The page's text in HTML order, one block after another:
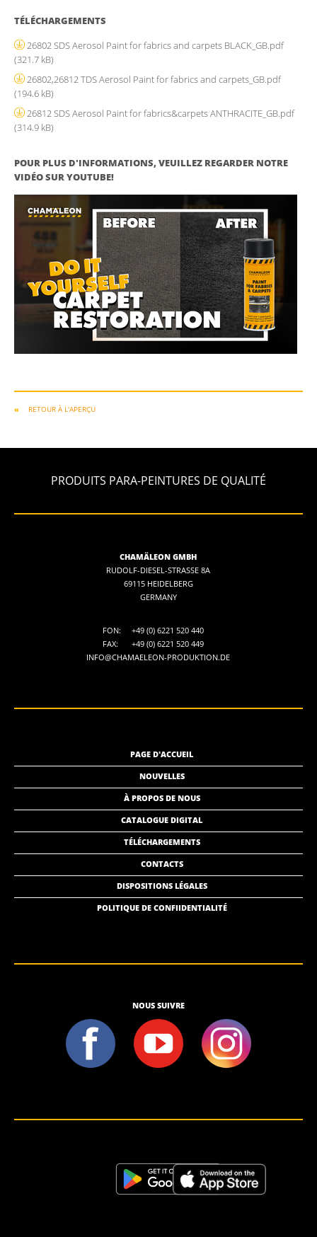
TÉLÉCHARGEMENTS
26802 SDS Aerosol Paint for fabrics and carpets BLACK_GB.pdf
(321.7 kB)
26802,26812 TDS Aerosol Paint for fabrics and carpets_GB.pdf
(194.6 kB)
26812 SDS Aerosol Paint for fabrics&carpets ANTHRACITE_GB.pdf
(314.9 kB)
POUR PLUS D'INFORMATIONS, VEUILLEZ REGARDER NOTRE
VIDÉO SUR YOUTUBE!
RETOUR À L'APERÇU
PRODUITS PARA-PEINTURES DE QUALITÉ
CHAMÄLEON GMBH
RUDOLF-DIESEL-STRASSE 8A
69115 HEIDELBERG
GERMANY
FON:
+49 (0) 6221 520 440
FAX:
+49 (0) 6221 520 449
INFO@CHAMAELEON-PRODUKTION.DE
PAGE D'ACCUEIL
NOUVELLES
À PROPOS DE NOUS
CATALOGUE DIGITAL
TÉLÉCHARGEMENTS
CONTACTS
DISPOSITIONS LÉGALES
POLITIQUE DE CONFIIDENTIALITÉ
NOUS SUIVRE